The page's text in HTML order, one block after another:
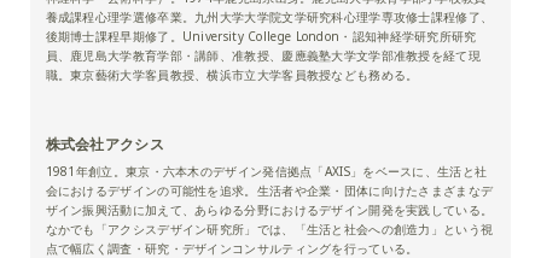
養成課程心理学選修卒業。九州大学大学院文学研究科心理学専攻修士課程修了、
後期博士課程早期修了。University College London・認知神経学研究所研究
員、鹿児島大学教育学部・講師、准教授、慶應義塾大学文学部准教授を経て現
職。東京藝術大学客員教授、横浜市立大学客員教授なども務める。
株式会社アクシス
1981年創立。東京・六本木のデザイン発信拠点「AXIS」をベースに、生活と社
会におけるデザインの可能性を追求。生活者や企業・団体に向けたさまざまなデ
ザイン振興活動に加えて、あらゆる分野におけるデザイン開発を実践している。
なかでも「アクシスデザイン研究所」では、「生活と社会への創造力」という視
点で幅広く調査・研究・デザインコンサルティングを行っている。